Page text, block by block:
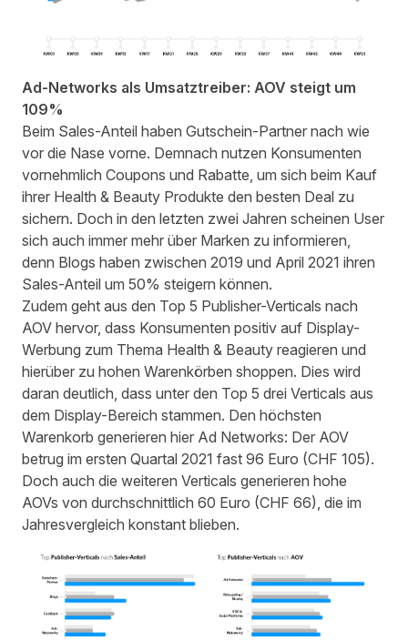
Ad-Networks als Umsatztreiber: AOV steigt um
109%
Beim Sales-Anteil haben Gutschein-Partner nach wie
vor die Nase vorne. Demnach nutzen Konsumenten
vornehmlich Coupons und Rabatte, um sich beim Kauf
ihrer Health & Beauty Produkte den besten Deal zu
sichern. Doch in den letzten zwei Jahren scheinen User
sich auch immer mehr über Marken zu informieren,
denn Blogs haben zwischen 2019 und April 2021 ihren
Sales-Anteil um 50% steigern können.
Zudem geht aus den Top 5 Publisher-Verticals nach
AOV hervor, dass Konsumenten positiv auf Display-
Werbung zum Thema Health & Beauty reagieren und
hierüber zu hohen Warenkörben shoppen. Dies wird
daran deutlich, dass unter den Top 5 drei Verticals aus
dem Display-Bereich stammen. Den höchsten
Warenkorb generieren hier Ad Networks: Der AOV
betrug im ersten Quartal 2021 fast 96 Euro (CHF 105).
Doch auch die weiteren Verticals generieren hohe
AOVs von durchschnittlich 60 Euro (CHF 66), die im
Jahresvergleich konstant blieben.